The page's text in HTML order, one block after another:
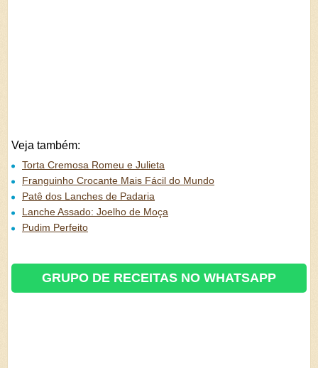
Veja também:
Torta Cremosa Romeu e Julieta
Franguinho Crocante Mais Fácil do Mundo
Patê dos Lanches de Padaria
Lanche Assado: Joelho de Moça
Pudim Perfeito
GRUPO DE RECEITAS NO WHATSAPP